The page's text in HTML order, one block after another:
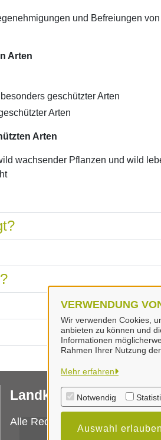
VERWENDUNG
Wir verwenden Cookies,
anbieten zu können und
Informationen
Rahmen Ihrer Nutzung
Mehr erfahren
Notwendig
Auswahl erlauben
und Befreiungen von
Arten
geschützter Arten
Arten
Arten
wachsender Pflanzen und wild
Landkreis Peine
Alle Rechte vorbehalten